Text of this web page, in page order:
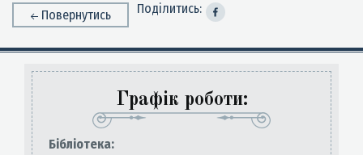
Повернутись Поділитись:
Графік роботи:
Бiблiотека: